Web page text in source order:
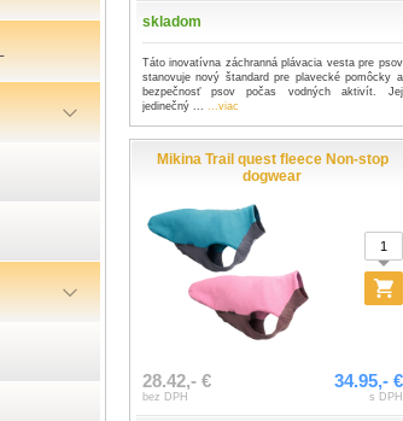
skladom
Táto inovatívna záchranná plávacia vesta pre psov
stanovuje nový štandard pre plavecké pomôcky a
bezpečnosť psov počas vodných aktivít. Jej
jedinečný ... ...viac
Mikina Trail quest fleece Non-stop
dogwear
28.42,- €
bez DPH
34.95,- €
s DPH